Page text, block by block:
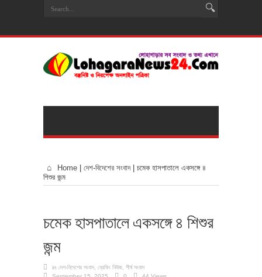
Home দেশ-বিদেশের সংবাদ
চমেক হাসপাতালে একসঙ্গে ৪
শিশুর জন্ম
চমেক হাসপাতালে একসঙ্গে ৪ শিশুর
জন্ম
in দেশ-বিদেশের সংবাদ ব্রেকিং নিউজ শীর্ষ সংবাদ